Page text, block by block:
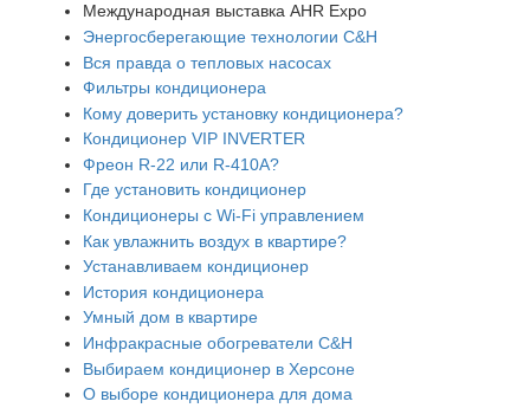
Международная выставка AHR Expo
Энергосберегающие технологии C&H
Вся правда о тепловых насосах
Фильтры кондиционера
Кому доверить установку кондиционера?
Кондиционер VIP INVERTER
Фреон R-22 или R-410A?
Где установить кондиционер
Кондиционеры с Wi-Fi управлением
Как увлажнить воздух в квартире?
Устанавливаем кондиционер
История кондиционера
Умный дом в квартире
Инфракрасные обогреватели C&H
Выбираем кондиционер в Херсоне
О выборе кондиционера для дома